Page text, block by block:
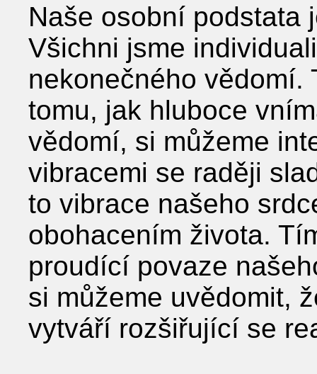
Naše osobní podstata
Všichni jsme
nekonečného vědomí.
tomu, jak hluboce
vědomí, si můžeme
vibracemi se raději
to vibrace našeho
obohacením života.
proudící povaze
si můžeme uvědomit,
vytváří rozšiřující se